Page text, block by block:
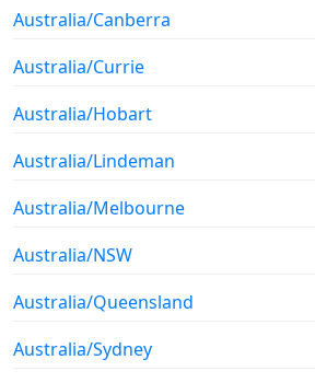
Australia/Canberra
Australia/Currie
Australia/Hobart
Australia/Lindeman
Australia/Melbourne
Australia/NSW
Australia/Queensland
Australia/Sydney